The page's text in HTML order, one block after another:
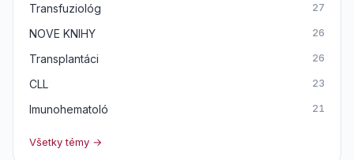
Transfuziológ 27
NOVE KNIHY 26
Transplantáci 26
CLL 23
Imunohematoló 21
Všetky témy →